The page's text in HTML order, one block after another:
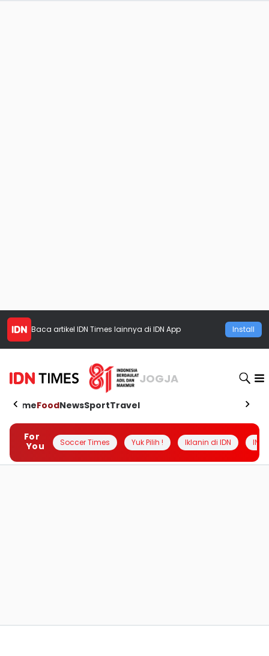
Baca artikel IDN Times lainnya di IDN App Install
JOGJA
HomeFoodNewsSportTravel
For
You
Soccer Times Yuk Pilih ! Iklanin di IDN